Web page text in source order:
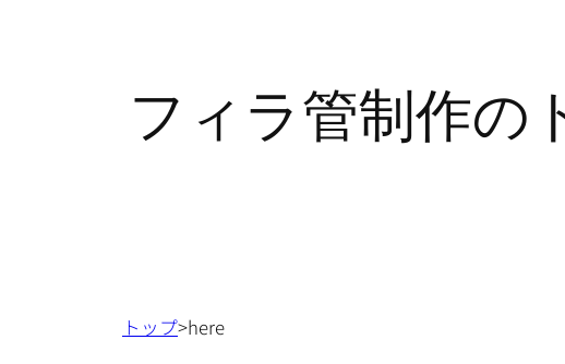
フィラ管制作の
トップ>here